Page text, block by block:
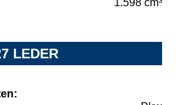
1.598 cm³
LEDER